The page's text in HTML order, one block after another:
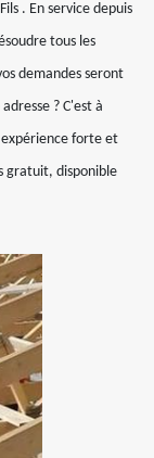
. En service depuis
tous les
demandes seront
? C'est à
expérience forte et
gratuit, disponible